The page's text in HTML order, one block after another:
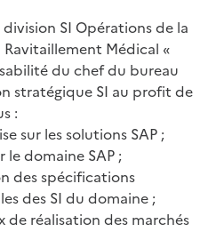
SI Opérations de la
Médical «
du chef du bureau
stratégique SI au profit de
:
sur les solutions SAP ;
le domaine SAP ;
des spécifications
des SI du domaine ;
réalisation des marchés